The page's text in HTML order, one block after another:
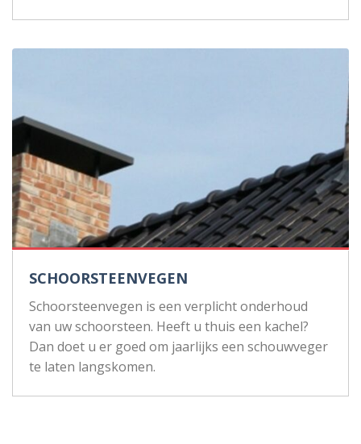
SCHOORSTEENVEGEN
Schoorsteenvegen is een verplicht onderhoud
van uw schoorsteen. Heeft u thuis een kachel?
Dan doet u er goed om jaarlijks een schouwveger
te laten langskomen.